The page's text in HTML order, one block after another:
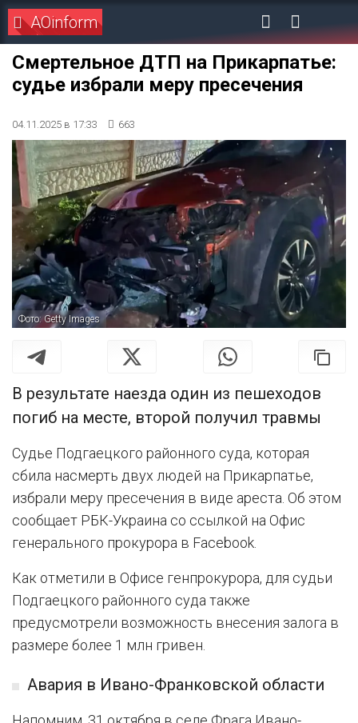
AOinform
Смертельное ДТП на Прикарпатье:
судье избрали меру пресечения
04.11.2025 в 17:33 663
Фото: Getty Images
В результате наезда один из пешеходов
погиб на месте, второй получил травмы
Судье Подгаецкого районного суда, которая
сбила насмерть двух людей на Прикарпатье,
избрали меру пресечения в виде ареста. Об этом
сообщает РБК-Украина со ссылкой на Офис
генерального прокурора в Facebook.
Как отметили в Офисе генпрокурора, для судьи
Подгаецкого районного суда также
предусмотрели возможность внесения залога в
размере более 1 млн гривен.
Авария в Ивано-Франковской области